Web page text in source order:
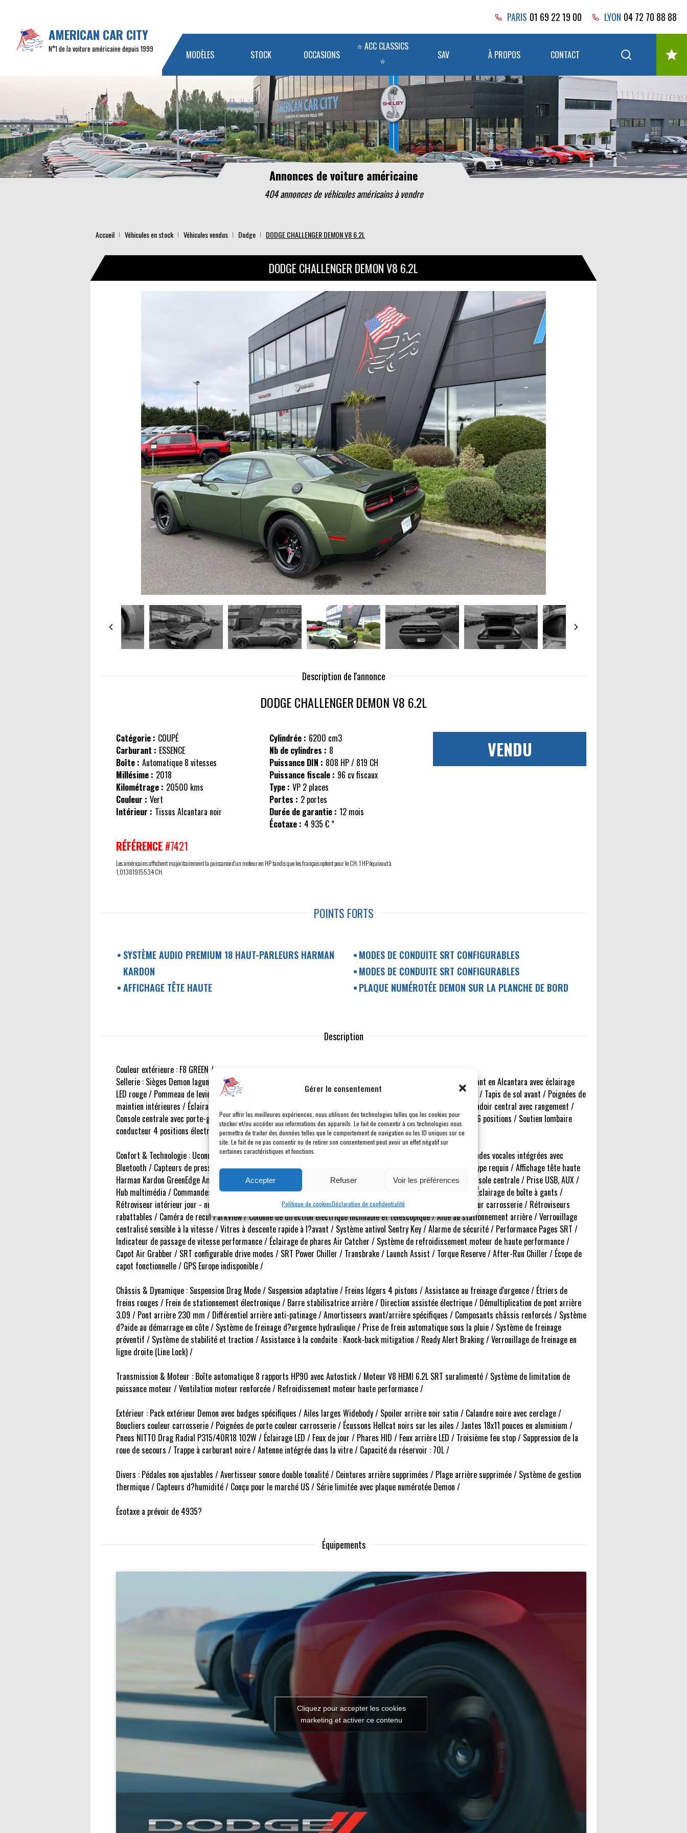
Gérer le consentement
Pour offrir les meilleures expériences, nous utilisons des technologies telles que les cookies pour
stocker et/ou accéder aux informations des appareils. Le fait de consentir à ces technologies nous
permettra de traiter des données telles que le comportement de navigation ou les ID uniques sur ce
site. Le fait de ne pas consentir ou de retirer son consentement peut avoir un effet négatif sur
certaines caractéristiques et fonctions.
Accepter Refuser Voir les préférences
Politique de cookiesDéclaration de confidentialité
AMERICAN CAR CITY
N°1 de la voiture américaine depuis 1999
PARIS 01 69 22 19 00 LYON 04 72 70 88 88
MODÈLES STOCK OCCASIONS
⭐ ACC CLASSICS
⭐
SAV À PROPOS CONTACT
Annonces de voiture américaine
404 annonces de véhiculesaméricainsà vendre
Accueil Véhicules en stock Véhicules vendus Dodge DODGE CHALLENGER DEMON V8 6.2L
DODGE CHALLENGER DEMON V8 6.2L
Description de l'annonce
DODGE CHALLENGERDEMON V8 6.2L
Catégorie : COUPÉ
Carburant : ESSENCE
Boîte : Automatique 8 vitesses
Millésime : 2018
Kilométrage : 20500 kms
Couleur : Vert
Intérieur : Tissus Alcantara noir
Cylindrée : 6200 cm3
Nb de cylindres : 8
Puissance DIN : 808 HP / 819 CH
Puissance fiscale : 96 cv fiscaux
Type : VP 2 places
Portes : 2 portes
Durée de garantie : 12 mois
Écotaxe : 4 935 € *
RÉFÉRENCE #7421
Les américains affichent majoritairement la puissance d'un moteur en HP tandis que les français optent pour le CH. 1 HP équivaut à
1,01381915534 CH.
VENDU
POINTS FORTS
SYSTÈME AUDIO PREMIUM 18 HAUT-PARLEURS HARMAN
KARDON
AFFICHAGE TÊTE HAUTE
MODES DE CONDUITE SRT CONFIGURABLES
MODES DE CONDUITE SRT CONFIGURABLES
PLAQUE NUMÉROTÉE DEMON SUR LA PLANCHE DE BORD
Description
Couleur extérieure : F8 GREEN /
Sellerie : Sièges Demon laguna-alcantara / Sièges avant ventilés / Sièges avant chauffants / Volant chauffant / Volant en Alcantara avec éclairage
LED rouge / Pommeau de levier de vitesse gainé cuir / Garnitures intérieures Dark Brushed II / Moquette de coffre / Tapis de sol avant / Poignées de
maintien intérieures / Éclairage d?ambiance dans les portes / Éclairage d'entrée / Lampes de lecture avant / Accoudoir central avec rangement /
Console centrale avec porte-gobelets éclairés / Pédalier sport aluminium / Siège conducteur à réglage électrique 6 positions / Soutien lombaire
conducteur 4 positions électrique / Suppression des sièges arrière /
Confort & Technologie : Uconnect 4C avec écran tactile 8,4?? / Apple CarPlay / Android Auto / HD Radio / Commandes vocales intégrées avec
Bluetooth / Capteurs de pression des pneus / Système de démarrage sans clé / Démarrage à distance / Antenne type requin / Affichage tête haute
Harman Kardon GreenEdge Amp / Système audio premium 18 haut-parleurs Harman Kardon / Prise 12V dans la console centrale / Prise USB, AUX /
Hub multimédia / Commandes audio au volant / Indicateur de température extérieure / Affichage de la boussole / Éclairage de boîte à gants /
Rétroviseur intérieur jour - nuit automatique / Miroirs de courtoisie éclairés / Miroirs extérieurs dégivrants couleur carrosserie / Rétroviseurs
rabattables / Caméra de recul ParkView / Colonne de direction électrique inclinable et télescopique / Aide au stationnement arrière / Verrouillage
centralisé sensible à la vitesse / Vitres à descente rapide à l?avant / Système antivol Sentry Key / Alarme de sécurité / Performance Pages SRT /
Indicateur de passage de vitesse performance / Éclairage de phares Air Catcher / Système de refroidissement moteur de haute performance /
Capot Air Grabber / SRT configurable drive modes / SRT Power Chiller / Transbrake / Launch Assist / Torque Reserve / After-Run Chiller / Écope de
capot fonctionnelle / GPS Europe indisponible /
Châssis & Dynamique : Suspension Drag Mode / Suspension adaptative / Freins légers 4 pistons / Assistance au freinage d'urgence / Étriers de
freins rouges / Frein de stationnement électronique / Barre stabilisatrice arrière / Direction assistée électrique / Démultiplication de pont arrière
3.09 / Pont arrière 230 mm / Différentiel arrière anti-patinage / Amortisseurs avant/arrière spécifiques / Composants châssis renforcés / Système
d?aide au démarrage en côte / Système de freinage d?urgence hydraulique / Prise de frein automatique sous la pluie / Système de freinage
préventif / Système de stabilité et traction / Assistance à la conduite : Knock-back mitigation / Ready Alert Braking / Verrouillage de freinage en
ligne droite (Line Lock) /
Transmission & Moteur : Boîte automatique 8 rapports HP90 avec Autostick / Moteur V8 HEMI 6.2L SRT suralimenté / Système de limitation de
puissance moteur / Ventilation moteur renforcée / Refroidissement moteur haute performance /
Extérieur : Pack extérieur Demon avec badges spécifiques / Ailes larges Widebody / Spoiler arrière noir satin / Calandre noire avec cerclage /
Boucliers couleur carrosserie / Poignées de porte couleur carrosserie / Écussons Hellcat noirs sur les ailes / Jantes 18x11 pouces en aluminium /
Pneus NITTO Drag Radial P315/40R18 102W / Éclairage LED / Feux de jour / Phares HID / Feux arrière LED / Troisième feu stop / Suppression de la
roue de secours / Trappe à carburant noire / Antenne intégrée dans la vitre / Capacité du réservoir : 70L /
Divers : Pédales non ajustables / Avertisseur sonore double tonalité / Ceintures arrière supprimées / Plage arrière supprimée / Système de gestion
thermique / Capteurs d?humidité / Conçu pour le marché US / Série limitée avec plaque numérotée Demon /
Écotaxe a prévoir de 4935?
Équipements
Cliquez pour accepter les cookies
marketing et activer ce contenu